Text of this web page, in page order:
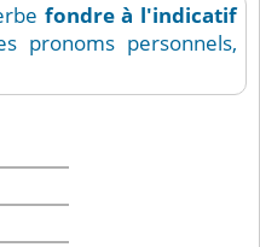
fondre à l'indicatif
pronoms personnels,